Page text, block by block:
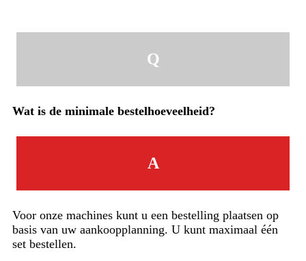
Q
Wat is de minimale bestelhoeveelheid?
A
Voor onze machines kunt u een bestelling plaatsen op
basis van uw aankoopplanning. U kunt maximaal één
set bestellen.